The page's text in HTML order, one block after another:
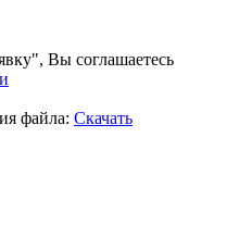
Вы соглашаетесь
файла: Скачать